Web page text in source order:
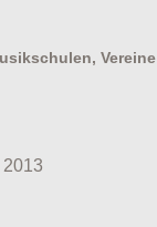
Vereine